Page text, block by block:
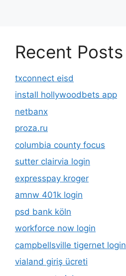
Recent Posts
txconnect eisd
install hollywoodbets app
netbanx
proza.ru
columbia county focus
sutter clairvia login
expresspay kroger
amnw 401k login
psd bank köln
workforce now login
campbellsville tigernet login
vialand giriş ücreti